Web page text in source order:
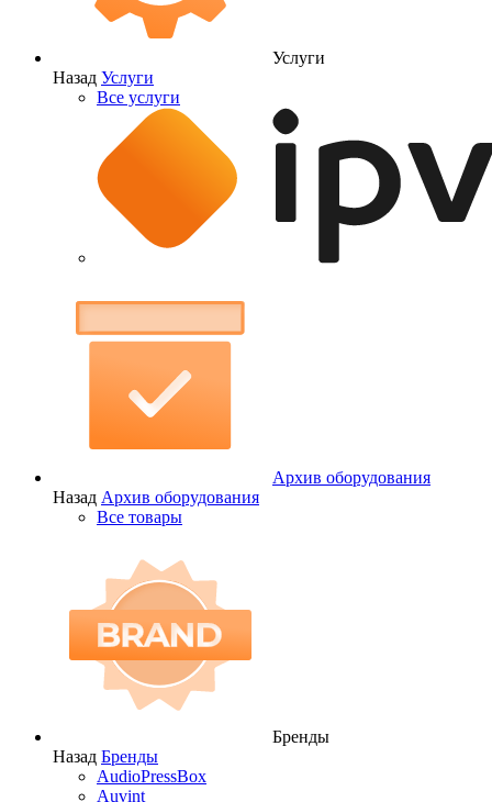
Услуги
Назад Услуги
Все услуги
Архив оборудования
Назад Архив оборудования
Все товары
Бренды
Назад Бренды
AudioPressBox
Auvint